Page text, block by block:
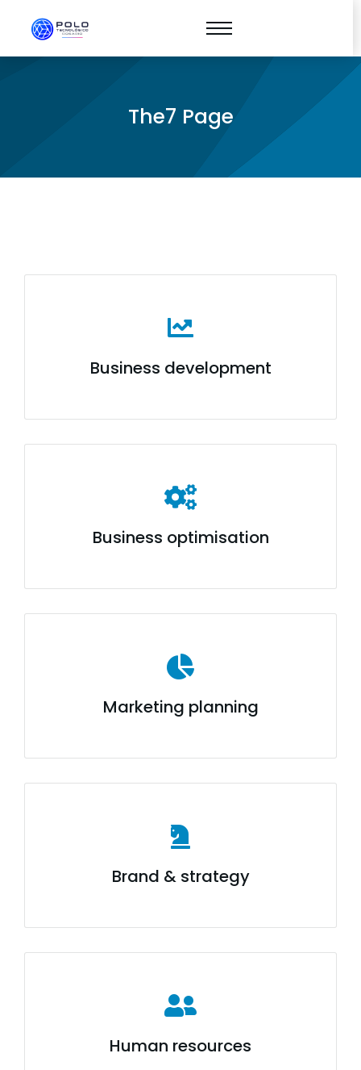
The7 Page
Business development
Business optimisation
Marketing planning
Brand & strategy
Human resources